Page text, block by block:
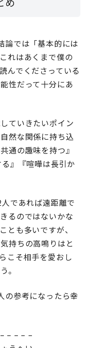
論では「基本的には
れはあくまで僕の
んでくださっている
性だって十分にあ
ていきたいポイン
然な関係に持ち込
通の趣味を持つ』
』『喧嘩は長引か
であれば遠距離で
るのではないかな
とも多いですが、
持ちの高鳴りはと
こそ相手を愛おし
。
の参考になったら幸
– – – –